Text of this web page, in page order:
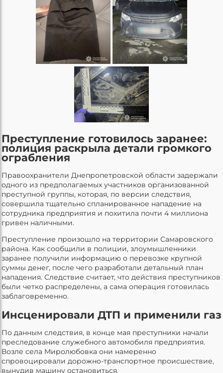
Преступление готовилось заранее:
полиция раскрыла детали громкого
ограбления
Правоохранители Днепропетровской области задержали
одного из предполагаемых участников организованной
преступной группы, которая, по версии следствия,
совершила тщательно спланированное нападение на
сотрудника предприятия и похитила почти 4 миллиона
гривен наличными.
Преступление произошло на территории Самаровского
района. Как сообщили в полиции, злоумышленники
заранее получили информацию о перевозке крупной
суммы денег, после чего разработали детальный план
нападения. Следствие считает, что действия преступников
были четко распределены, а сама операция готовилась
заблаговременно.
Инсценировали ДТП и применили газ
По данным следствия, в конце мая преступники начали
преследование служебного автомобиля предприятия.
Возле села Миролюбовка они намеренно
спровоцировали дорожно-транспортное происшествие,
вынудив машину остановиться.